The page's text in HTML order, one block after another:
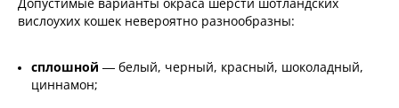
вислоухих кошек невероятно разнообразны:
сплошной — белый, черный, красный, шоколадный,
циннамон;